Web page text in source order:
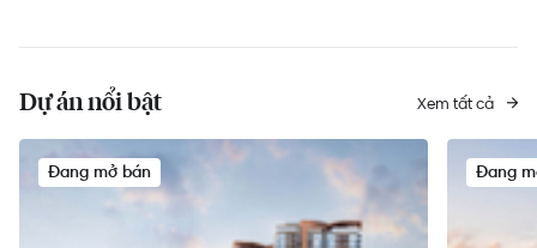
Dự án nổi bật Xem tất cả
Đang mở bán Đang